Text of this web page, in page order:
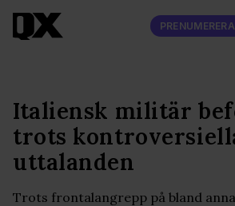
PRENUMERERA
Italiensk militär
trots
uttalanden
Trots frontalangrepp på bland